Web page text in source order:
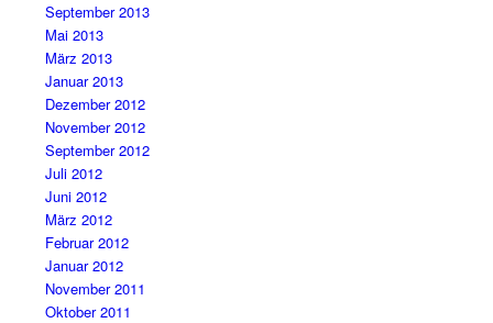
September 2013
Mai 2013
März 2013
Januar 2013
Dezember 2012
November 2012
September 2012
Juli 2012
Juni 2012
März 2012
Februar 2012
Januar 2012
November 2011
Oktober 2011